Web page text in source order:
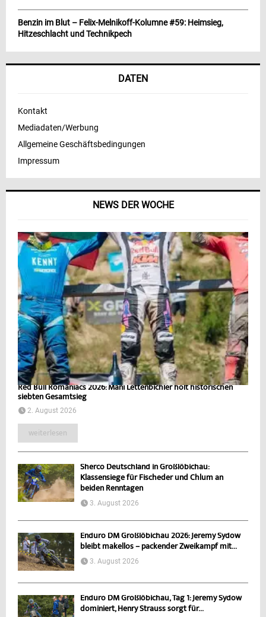
NEWS DER WOCHE
Red Bull Romaniacs 2026: Mani Lettenbichler holt historischen
siebten Gesamtsieg
2. August 2026
weiterlesen
Sherco Deutschland in Großlöbichau:
Klassensiege für Fischeder und Chlum an
beiden Renntagen
3. August 2026
Enduro DM Großlöbichau 2026: Jeremy Sydow
bleibt makellos – packender Zweikampf mit...
3. August 2026
Enduro DM Großlöbichau, Tag 1: Jeremy Sydow
dominiert, Henry Strauss sorgt für...
Benzin im Blut – Felix-Melnikoff-Kolumne #59: Heimsieg,
Hitzeschlacht und Technikpech
DATEN
Kontakt
Mediadaten/Werbung
Allgemeine Geschäftsbedingungen
Impressum